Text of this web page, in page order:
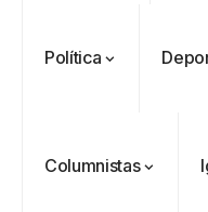
Política
Columnistas